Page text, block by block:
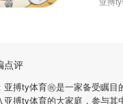
点评
亚搏ty体育㊗是一家备受瞩目
亚搏ty体育的大家庭，参与其